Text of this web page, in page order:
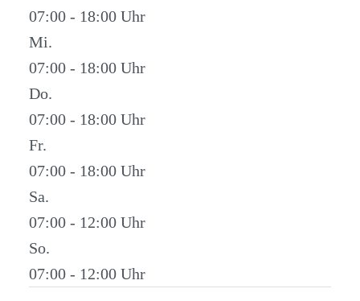
07:00 - 18:00
Mi.
07:00 - 18:00
Do.
07:00 - 18:00
Fr.
07:00 - 18:00
Sa.
07:00 - 12:00
So.
07:00 - 12:00